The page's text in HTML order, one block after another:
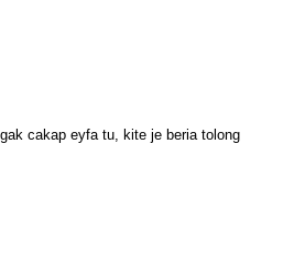
cakap eyfa tu, kite je beria tolong